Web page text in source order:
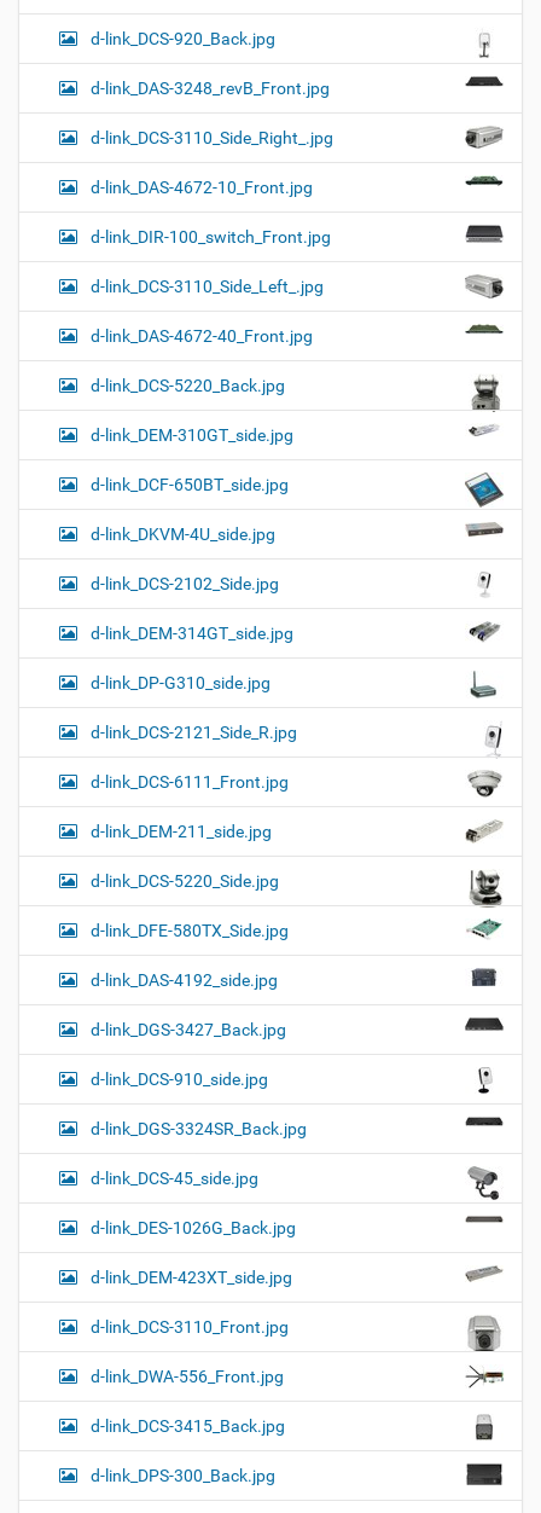
d-link_DCS-920_Back.jpg
d-link_DAS-3248_revB_Front.jpg
d-link_DCS-3110_Side_Right_.jpg
d-link_DAS-4672-10_Front.jpg
d-link_DIR-100_switch_Front.jpg
d-link_DCS-3110_Side_Left_.jpg
d-link_DAS-4672-40_Front.jpg
d-link_DCS-5220_Back.jpg
d-link_DEM-310GT_side.jpg
d-link_DCF-650BT_side.jpg
d-link_DKVM-4U_side.jpg
d-link_DCS-2102_Side.jpg
d-link_DEM-314GT_side.jpg
d-link_DP-G310_side.jpg
d-link_DCS-2121_Side_R.jpg
d-link_DCS-6111_Front.jpg
d-link_DEM-211_side.jpg
d-link_DCS-5220_Side.jpg
d-link_DFE-580TX_Side.jpg
d-link_DAS-4192_side.jpg
d-link_DGS-3427_Back.jpg
d-link_DCS-910_side.jpg
d-link_DGS-3324SR_Back.jpg
d-link_DCS-45_side.jpg
d-link_DES-1026G_Back.jpg
d-link_DEM-423XT_side.jpg
d-link_DCS-3110_Front.jpg
d-link_DWA-556_Front.jpg
d-link_DCS-3415_Back.jpg
d-link_DPS-300_Back.jpg